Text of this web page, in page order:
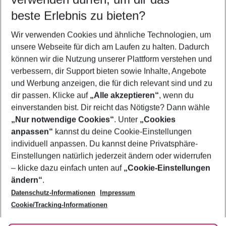
5-8 Nächte
2 Erwachsene Keine Kinder
Mehr Filter anzeigen
Footer
Footer navigation
Über uns
AGB
Bestpreisgarantie
Cookie-Einstellungen ändern
Cookie-Richtlinie
Agenturbetreuung
Barrierefreies Reisen
Folge uns
beste Erlebnis zu bieten?
Wir verwenden Cookies und ähnliche Technologien, um
unsere Webseite für dich am Laufen zu halten. Dadurch
können wir die Nutzung unserer Plattform verstehen und
verbessern, dir Support bieten sowie Inhalte, Angebote
und Werbung anzeigen, die für dich relevant sind und zu
dir passen. Klicke auf „Alle akzeptieren“, wenn du
einverstanden bist. Dir reicht das Nötigste? Dann wähle
„Nur notwendige Cookies“. Unter „Cookies
anpassen“ kannst du deine Cookie-Einstellungen
individuell anpassen. Du kannst deine Privatsphäre-
Einstellungen natürlich jederzeit ändern oder widerrufen
– klicke dazu einfach unten auf „Cookie-Einstellungen
ändern“.
Datenschutz-Informationen
Impressum
Cookie/Tracking-Informationen